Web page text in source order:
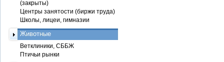
(закрыты)
Центры занятости (биржи труда)
Школы, лицеи, гимназии
Животные
Ветклиники, СББЖ
Птичьи рынки